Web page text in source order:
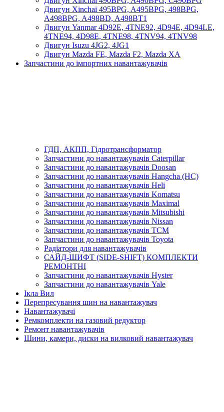
Двигун Xinchai 495BPG, A495BPG, 498BPG,
A498BPG, A498BD, A498BT1
Двигун Yanmar 4D92E, 4TNE92, 4D94E, 4D94LE,
4TNE94, 4D98E, 4TNE98, 4TNV94, 4TNV98
Двигун Isuzu 4JG2, 4JG1
Двигун Mazda FE, Mazda F2, Mazda XA
Запчастини до імпортних навантажувачів
ГДП, АКПП, Гідротрансформатор
Запчастини до навантажувачів Caterpillar
Запчастини до навантажувачів Doosan
Запчастини до навантажувачів Hangcha (HC)
Запчастини до навантажувачів Heli
Запчастини до навантажувачів Komatsu
Запчастини до навантажувачів Maximal
Запчастини до навантажувачів Mitsubishi
Запчастини до навантажувачів Nissan
Запчастини до навантажувачів TCM
Запчастини до навантажувачів Toyota
Радіатори для навантажувачів
САЙД-ШИФТ (SIDE-SHIFT) КОМПЛЕКТИ
РЕМОНТНІ
Запчастини до навантажувачів Hyster
Запчастини до навантажувачів Yale
Ікла Вил
Перепресування шин на навантажувач
Навантажувачі
Ремкомплекти на газовий редуктор
Ремонт навантажувачів
Шини, камери, диски на вилковий навантажувач